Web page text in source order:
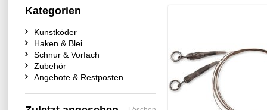
Kategorien
Kunstköder
Haken & Blei
Schnur & Vorfach
Zubehör
Angebote & Restposten